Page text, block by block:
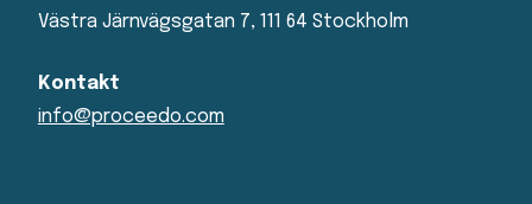
Västra Järnvägsgatan 7, 111 64 Stockholm
Kontakt
info@proceedo.com